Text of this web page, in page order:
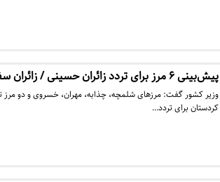
پیش‌بینی ۶ مرز برای تردد زائران حسینی / زائران سفر خود را به تعویق نیندازند
وزیر کشور گفت: مرزهای شلمچه، چذابه، مهران، خسروی و دو مرز
کردستان برای تردد…